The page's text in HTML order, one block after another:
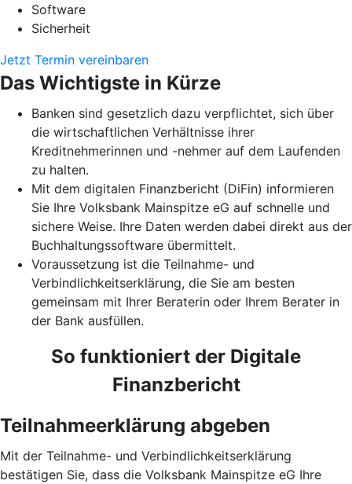
Software
Sicherheit
Jetzt Termin vereinbaren
Das Wichtigste in Kürze
Banken sind gesetzlich dazu verpflichtet, sich über
die wirtschaftlichen Verhältnisse ihrer
Kreditnehmerinnen und -nehmer auf dem Laufenden
zu halten.
Mit dem digitalen Finanzbericht (DiFin) informieren
Sie Ihre Volksbank Mainspitze eG auf schnelle und
sichere Weise. Ihre Daten werden dabei direkt aus der
Buchhaltungssoftware übermittelt.
Voraussetzung ist die Teilnahme- und
Verbindlichkeitserklärung, die Sie am besten
gemeinsam mit Ihrer Beraterin oder Ihrem Berater in
der Bank ausfüllen.
So funktioniert der Digitale
Finanzbericht
Teilnahmeerklärung abgeben
Mit der Teilnahme- und Verbindlichkeitserklärung
bestätigen Sie, dass die Volksbank Mainspitze eG Ihre